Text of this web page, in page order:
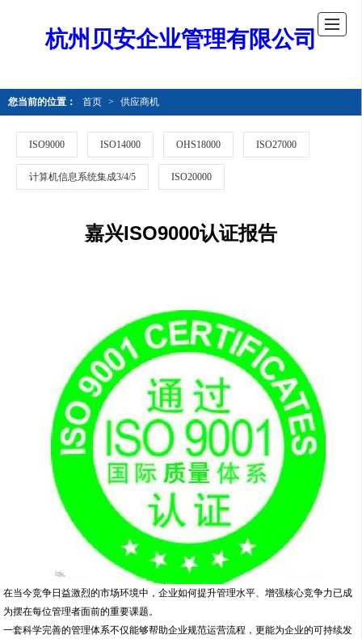
杭州贝安企业管理有限公司
您当前的位置： 首页 > 供应商机
ISO9000 ISO14000 OHS18000 ISO27000
计算机信息系统集成3/4/5 ISO20000
嘉兴ISO9000认证报告
在当今竞争日益激烈的市场环境中，企业如何提升管理水平、增强核心竞争力已成
为摆在每位管理者面前的重要课题。
一套科学完善的管理体系不仅能够帮助企业规范运营流程，更能为企业的可持续发